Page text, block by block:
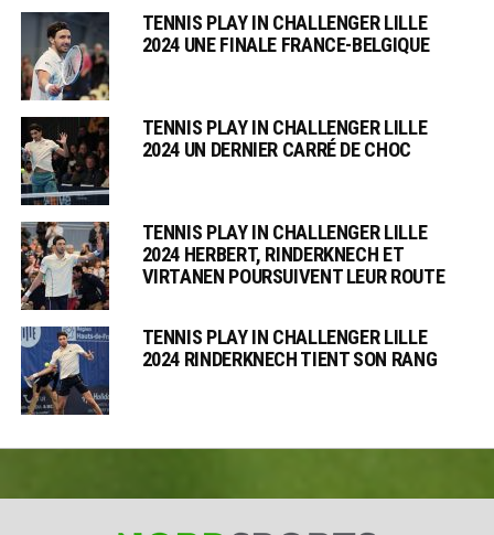
TENNIS PLAY IN CHALLENGER LILLE
2024 UNE FINALE FRANCE-BELGIQUE
TENNIS PLAY IN CHALLENGER LILLE
2024 UN DERNIER CARRÉ DE CHOC
TENNIS PLAY IN CHALLENGER LILLE
2024 HERBERT, RINDERKNECH ET
VIRTANEN POURSUIVENT LEUR ROUTE
TENNIS PLAY IN CHALLENGER LILLE
2024 RINDERKNECH TIENT SON RANG